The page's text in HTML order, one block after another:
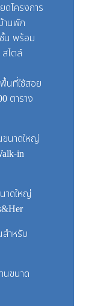
ดโครงการ
านพัก
น พร้อม
ไตล์
นที่ใช้สอย
ตาราง
นาดใหญ่
in
าดใหญ่
ำหรับ
นขนาด